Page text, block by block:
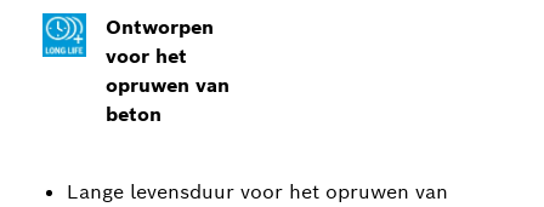
Ontworpen
voor het
opruwen van
beton
Lange levensduur voor het opruwen van